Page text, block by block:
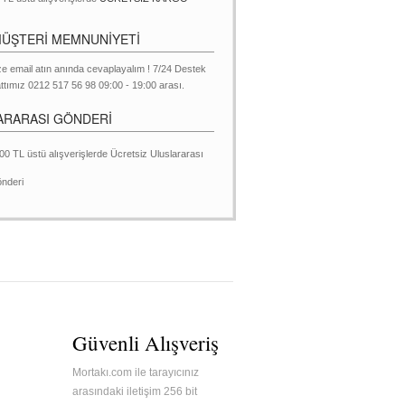
MEMNUNİYETİ
email atın anında cevaplayalım ! 7/24 Destek
0212 517 56 98 09:00 - 19:00 arası.
GÖNDERİ
TL üstü alışverişlerde Ücretsiz Uluslararası
Güvenli Alışveriş
Mortakı.com ile tarayıcınız
arasındaki iletişim 256 bit